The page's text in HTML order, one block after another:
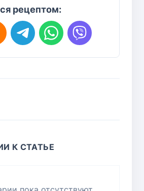
рецептом:
К СТАТЬЕ